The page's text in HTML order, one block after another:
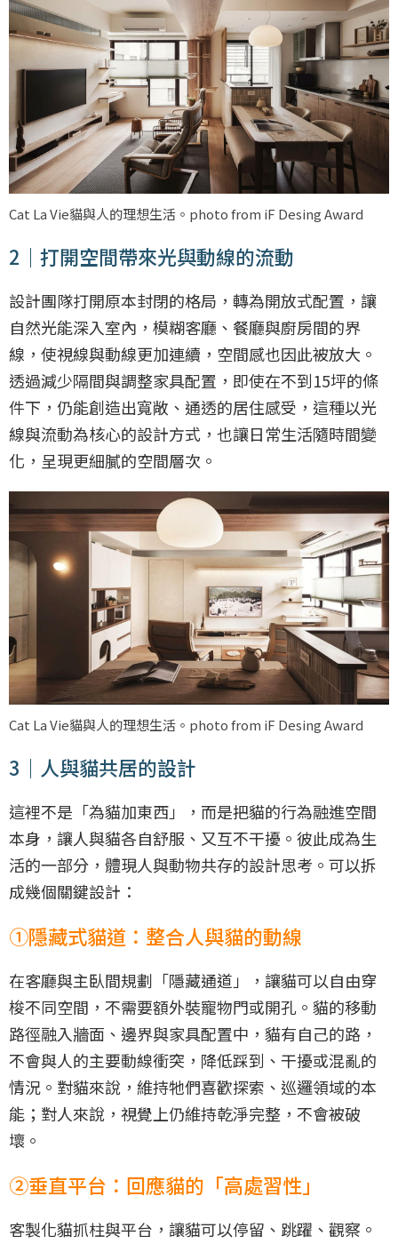
Cat La Vie貓與人的理想生活。photo from iF Desing Award
2｜打開空間帶來光與動線的流動
設計團隊打開原本封閉的格局，轉為開放式配置，讓
自然光能深入室內，模糊客廳、餐廳與廚房間的界
線，使視線與動線更加連續，空間感也因此被放大。
透過減少隔間與調整家具配置，即使在不到15坪的條
件下，仍能創造出寬敞、通透的居住感受，這種以光
線與流動為核心的設計方式，也讓日常生活隨時間變
化，呈現更細膩的空間層次。
Cat La Vie貓與人的理想生活。photo from iF Desing Award
3｜人與貓共居的設計
這裡不是「為貓加東西」，而是把貓的行為融進空間
本身，讓人與貓各自舒服、又互不干擾。彼此成為生
活的一部分，體現人與動物共存的設計思考。可以拆
成幾個關鍵設計：
①隱藏式貓道：整合人與貓的動線
在客廳與主臥間規劃「隱藏通道」，讓貓可以自由穿
梭不同空間，不需要額外裝寵物門或開孔。貓的移動
路徑融入牆面、邊界與家具配置中，貓有自己的路，
不會與人的主要動線衝突，降低踩到、干擾或混亂的
情況。對貓來說，維持牠們喜歡探索、巡邏領域的本
能；對人來說，視覺上仍維持乾淨完整，不會被破
壞。
②垂直平台：回應貓的「高處習性」
客製化貓抓柱與平台，讓貓可以停留、跳躍、觀察。